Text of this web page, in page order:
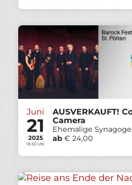
Juni
21
2025
19:30 Uhr
AUSVERKAUFT!
Camera
Ehemalige
ab € 24,00